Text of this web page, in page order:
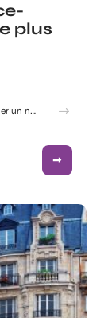
plus
Accident mortel Toulouse aujourd’hui en direct : infos et enquête en cours